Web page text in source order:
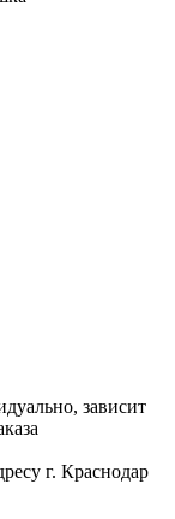
зависит
г. Краснодар